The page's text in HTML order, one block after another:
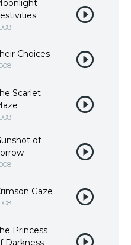
Choices
Scarlet
of
Gaze
Princess
Darkness